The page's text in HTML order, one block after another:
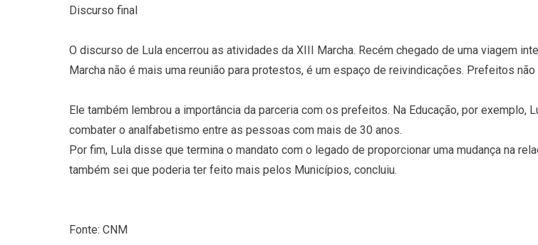
Discurso final
O discurso de Lula encerrou as atividades da XIII Marcha. Recém chegado de uma viagem
Marcha não é mais uma reunião para protestos, é um espaço de reivindicações. Prefeitos
Ele também lembrou a importância da parceria com os prefeitos. Na Educação, por
combater o analfabetismo entre as pessoas com mais de 30 anos.
Por fim, Lula disse que termina o mandato com o legado de proporcionar uma mudança na
também sei que poderia ter feito mais pelos Municípios, concluiu.
Fonte: CNM